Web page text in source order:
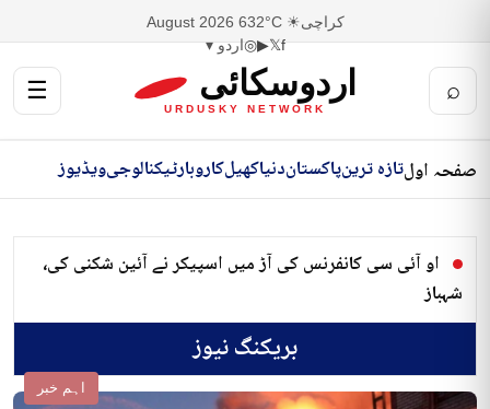
کراچی☀ 32°C
6 August 2026
f
𝕏
▶
◎اردو ▾
⌕ اردوسکائی
URDUSKY NETWORK
☰
صفحہ اولتازہ ترینپاکستاندنیاکھیلکاروبارٹیکنالوجیویڈیوز
او آئی سی کانفرنس کی آڑ میں اسپیکر نے آئین شکنی کی،
شہباز
بریکنگ نیوز
اہم خبر